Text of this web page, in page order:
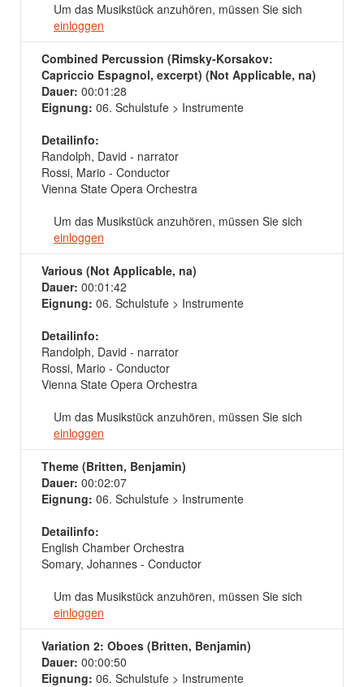
Um das Musikstück anzuhören, müssen Sie sich
einloggen
Combined Percussion (Rimsky-Korsakov:
Capriccio Espagnol, excerpt) (Not Applicable, na)
Dauer: 00:01:28
Eignung: 06. Schulstufe > Instrumente
Detailinfo:
Randolph, David - narrator
Rossi, Mario - Conductor
Vienna State Opera Orchestra
Um das Musikstück anzuhören, müssen Sie sich
einloggen
Various (Not Applicable, na)
Dauer: 00:01:42
Eignung: 06. Schulstufe > Instrumente
Detailinfo:
Randolph, David - narrator
Rossi, Mario - Conductor
Vienna State Opera Orchestra
Um das Musikstück anzuhören, müssen Sie sich
einloggen
Theme (Britten, Benjamin)
Dauer: 00:02:07
Eignung: 06. Schulstufe > Instrumente
Detailinfo:
English Chamber Orchestra
Somary, Johannes - Conductor
Um das Musikstück anzuhören, müssen Sie sich
einloggen
Variation 2: Oboes (Britten, Benjamin)
Dauer: 00:00:50
Eignung: 06. Schulstufe > Instrumente